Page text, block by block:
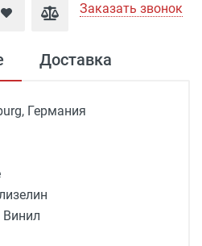
Заказать звонок
Доставка
Германия